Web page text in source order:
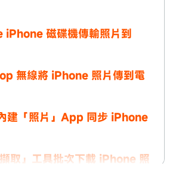
磁碟機傳輸照片到
無線將 iPhone 照片傳到電
建「照片」App 同步 iPhone
取」工具批次下載 iPhone 照